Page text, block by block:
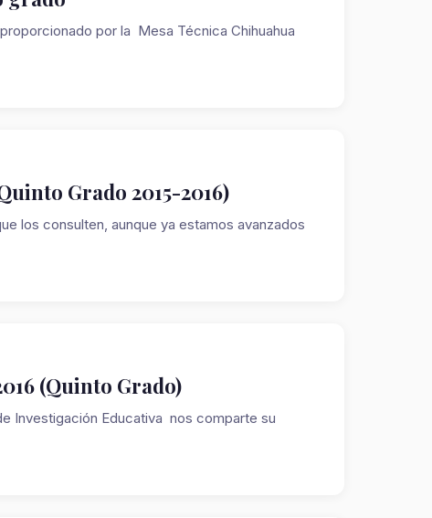
por la Mesa Técnica Chihuahua
Grado 2015-2016)
los consulten, aunque ya estamos avanzados
(Quinto Grado)
Investigación Educativa nos comparte su